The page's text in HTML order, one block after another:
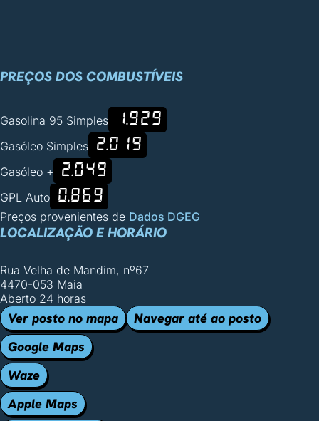
PREÇOS DOS COMBUSTÍVEIS
Gasolina 95 Simples 1.929
Gasóleo Simples 2.019
Gasóleo + 2.049
GPL Auto 0.869
Preços provenientes de Dados DGEG
LOCALIZAÇÃO E HORÁRIO
Rua Velha de Mandim, nº67
4470-053 Maia
Aberto 24 horas
Ver posto no mapa
Navegar até ao posto
Google Maps
Waze
Apple Maps